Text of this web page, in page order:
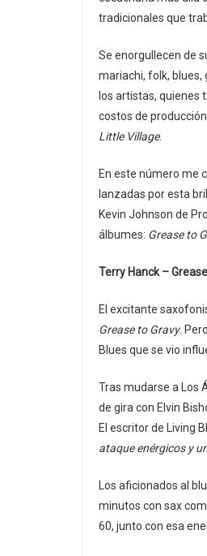
tradicionales que
Se enorgullecen de
mariachi, folk, blues,
los artistas, quienes
costos de
Little Village.
En este número me
lanzadas por esta
Kevin Johnson de
álbumes: Grease to
Terry Hanck –
El excitante
Grease to Gravy.
Blues que se vio
Tras mudarse a Los
de gira con Elvin
El escritor de Living
ataque enérgicos y
Los aficionados al
minutos con sax
60, junto con esa